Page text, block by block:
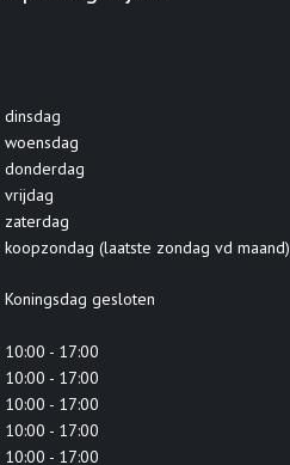
dinsdag
woensdag
donderdag
vrijdag
zaterdag
koopzondag (laatste zondag vd maand)
Koningsdag gesloten
10:00 - 17:00
10:00 - 17:00
10:00 - 17:00
10:00 - 17:00
10:00 - 17:00